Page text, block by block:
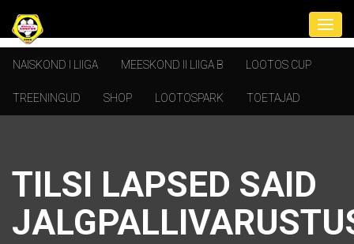
NAISKOND I LIIGA MEESKOND II LIIGA B LOOTOS CUP
TREENINGUD SHOP LOOTOSPARK TOETAJAD
TILSI LAPSED SAID